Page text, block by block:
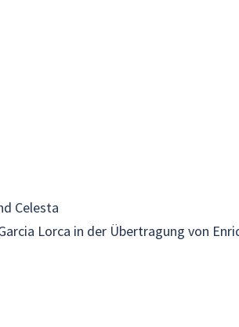
Celesta
Lorca in der Übertragung von